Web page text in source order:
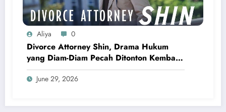
Aliya 0
Divorce Attorney Shin, Drama Hukum
yang Diam-Diam Pecah Ditonton Kembali
Di 2026
June 29, 2026